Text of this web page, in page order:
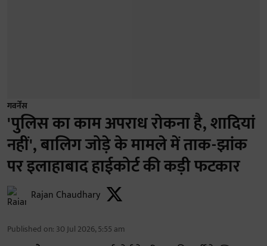
गवर्नेंस
'पुलिस का काम अपराध रोकना है, शादियां
नहीं', बालिग जोड़े के मामले में ताक-झांक
पर इलाहाबाद हाईकोर्ट की कड़ी फटकार
Rajan Chaudhary
Published on: 30 Jul 2026, 5:55 am